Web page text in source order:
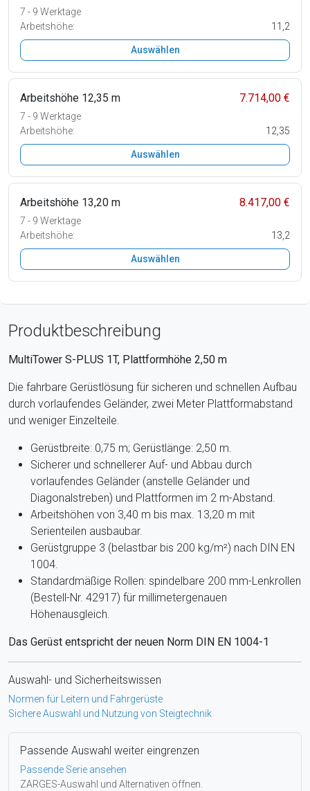
7 - 9 Werktage
Arbeitshöhe:
11,2
Auswählen
Arbeitshöhe 12,35 m 7.714,00 €
7 - 9 Werktage
Arbeitshöhe:
12,35
Auswählen
Arbeitshöhe 13,20 m 8.417,00 €
7 - 9 Werktage
Arbeitshöhe:
13,2
Auswählen
Produktbeschreibung
MultiTower S-PLUS 1T, Plattformhöhe 2,50 m
Die fahrbare Gerüstlösung für sicheren und schnellen Aufbau
durch vorlaufendes Geländer, zwei Meter Plattformabstand
und weniger Einzelteile.
Gerüstbreite: 0,75 m; Gerüstlänge: 2,50 m.
Sicherer und schnellerer Auf- und Abbau durch
vorlaufendes Geländer (anstelle Geländer und
Diagonalstreben) und Plattformen im 2 m-Abstand.
Arbeitshöhen von 3,40 m bis max. 13,20 m mit
Serienteilen ausbaubar.
Gerüstgruppe 3 (belastbar bis 200 kg/m²) nach DIN EN
1004.
Standardmäßige Rollen: spindelbare 200 mm-Lenkrollen
(Bestell-Nr. 42917) für millimetergenauen
Höhenausgleich.
Das Gerüst entspricht der neuen Norm DIN EN 1004-1
Auswahl- und Sicherheitswissen
Normen für Leitern und Fahrgerüste
Sichere Auswahl und Nutzung von Steigtechnik
Passende Auswahl weiter eingrenzen
Passende Serie ansehen
ZARGES-Auswahl und Alternativen öffnen.